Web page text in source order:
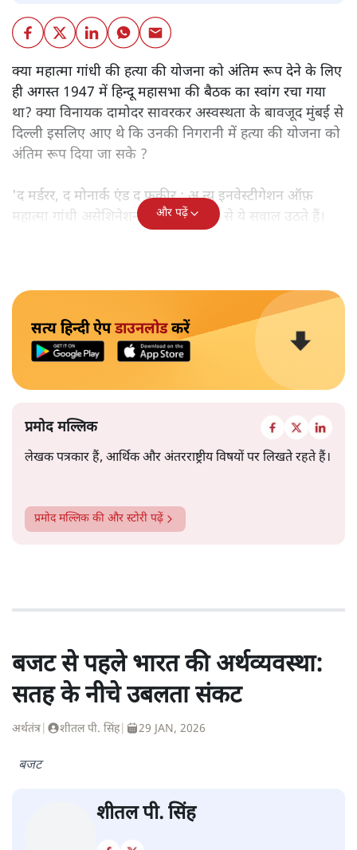
क्या महात्मा गांधी की हत्या की योजना को अंतिम रूप देने के लिए
ही अगस्त 1947 में हिन्दू महासभा की बैठक का स्वांग रचा गया
था? क्या विनायक दामोदर सावरकर अस्वस्थता के बावजूद मुंबई से
दिल्ली इसलिए आए थे कि उनकी निगरानी में हत्या की योजना को
अंतिम रूप दिया जा सके ?
'द मर्डरर, द मोनार्क एंड द फ़कीर : अ न्यू इनवेस्टीगेशन ऑफ़
महात्मा गांधी असेशिनेशन' नामक किताब से ये सवाल उठते हैं।
और पढ़ें
सत्य हिन्दी ऐपडाउनलोडकरें
प्रमोद मल्लिक
लेखक पत्रकार हैं, आर्थिक और अंतरराष्ट्रीय विषयों पर लिखते रहते हैं।
प्रमोद मल्लिक की और स्टोरी पढ़ें
बजट से पहले भारत की अर्थव्यवस्था:
सतह के नीचे उबलता संकट
अर्थतंत्र शीतल पी. सिंह| 29 JAN, 2026